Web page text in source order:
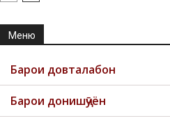
Меню
Барои довталабон
Барои донишҷӯён